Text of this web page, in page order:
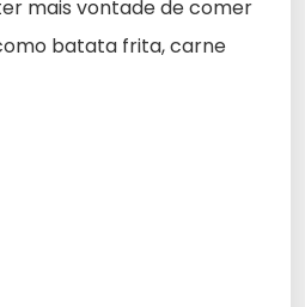
mais vontade de comer
batata frita, carne